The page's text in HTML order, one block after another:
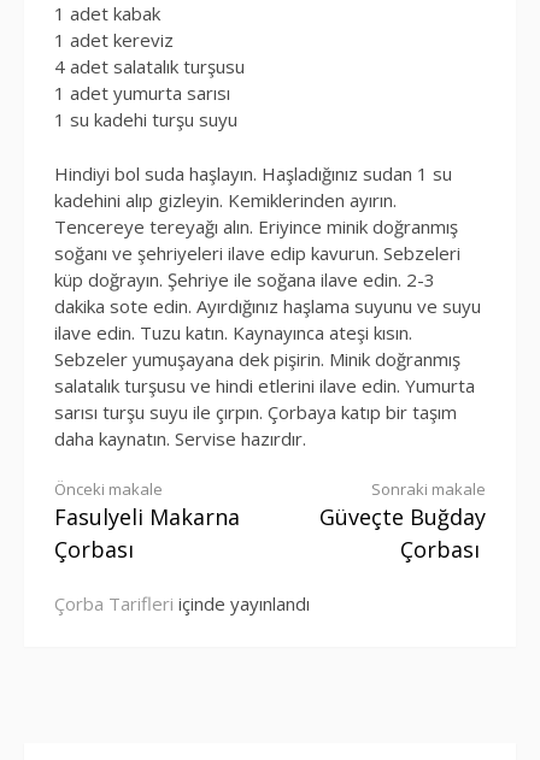
1 adet kabak
1 adet kereviz
4 adet salatalık turşusu
1 adet yumurta sarısı
1 su kadehi turşu suyu
Hindiyi bol suda haşlayın. Haşladığınız sudan 1 su
kadehini alıp gizleyin. Kemiklerinden ayırın.
Tencereye tereyağı alın. Eriyince minik doğranmış
soğanı ve şehriyeleri ilave edip kavurun. Sebzeleri
küp doğrayın. Şehriye ile soğana ilave edin. 2-3
dakika sote edin. Ayırdığınız haşlama suyunu ve suyu
ilave edin. Tuzu katın. Kaynayınca ateşi kısın.
Sebzeler yumuşayana dek pişirin. Minik doğranmış
salatalık turşusu ve hindi etlerini ilave edin. Yumurta
sarısı turşu suyu ile çırpın. Çorbaya katıp bir taşım
daha kaynatın. Servise hazırdır.
Okumaya
devam
Önceki makale
Fasulyeli Makarna
Çorbası
Sonraki makale
Güveçte Buğday
Çorbası
Çorba Tarifleri içinde yayınlandı